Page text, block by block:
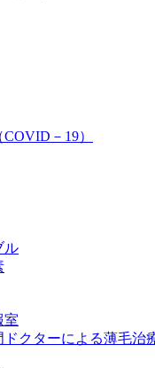
－19）
ル
室
クターによる薄毛治